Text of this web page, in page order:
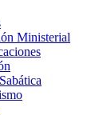
Ministerial